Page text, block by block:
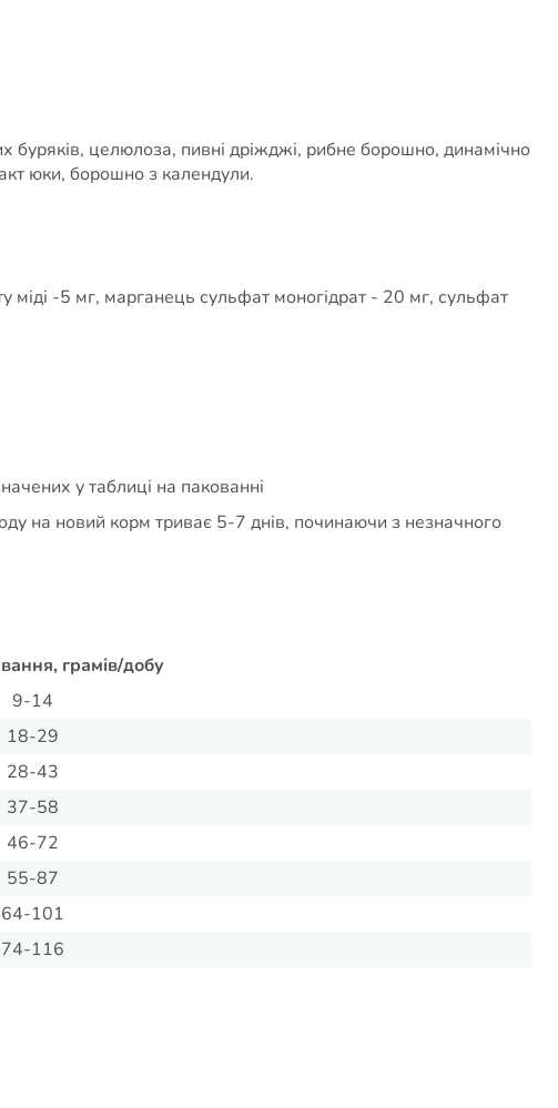
буряків, целюлоза, пивні дріжджі, рибне борошно, динамічно
юки, борошно з календули.
міді -5 мг, марганець сульфат моногідрат - 20 мг, сульфат
у таблиці на пакованні
на новий корм триває 5-7 днів, починаючи з незначного
грамів/добу
9-14
18-29
28-43
37-58
46-72
55-87
64-101
74-116